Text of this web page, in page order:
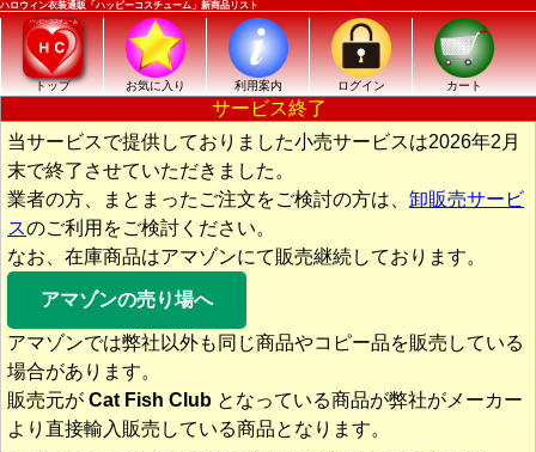
ハロウィン衣装通販「ハッピーコスチューム」新商品リスト
トップ お気に入り 利用案内 ログイン カート
サービス終了
当サービスで提供しておりました小売サービスは2026年2月
末で終了させていただきました。
業者の方、まとまったご注文をご検討の方は、 卸販売サービ
スのご利用をご検討ください。
なお、在庫商品はアマゾンにて販売継続しております。
アマゾンの売り場へ
アマゾンでは弊社以外も同じ商品やコピー品を販売している
場合があります。
販売元が Cat Fish Club となっている商品が弊社がメーカー
より直接輸入販売している商品となります。